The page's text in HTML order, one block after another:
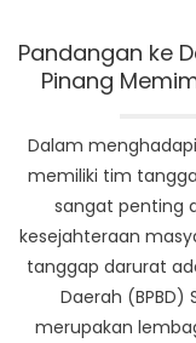
Pandangan ke
Pinang
Dalam
memiliki tim
sangat penting
kesejahteraan
tanggap darurat
Daerah (BPBD)
merupakan